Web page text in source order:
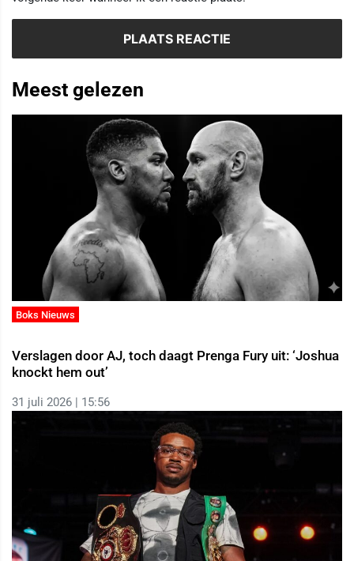
Meest gelezen
Boks Nieuws
Verslagen door AJ, toch daagt Prenga Fury uit: ‘Joshua
knockt hem out’
31 juli 2026 | 15:56